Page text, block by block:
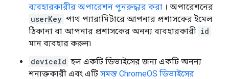
ব্যবহারকারীর অপারেশন পুনরুদ্ধার করা । অপারেশনের
userKey পাথ প্যারামিটারে আপনার প্রশাসকের ইমেল
ঠিকানা বা আপনার প্রশাসকের অনন্য ব্যবহারকারী id
মান ব্যবহার করুন৷
deviceId হল একটি ডিভাইসের জন্য একটি অনন্য
শনাক্তকারী এবং এটি সমস্ত ChromeOS ডিভাইসের